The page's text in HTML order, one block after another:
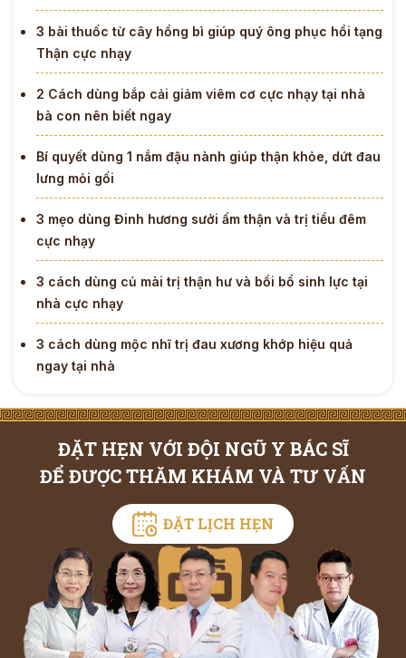
3 bài thuốc từ cây hồng bì giúp quý ông phục hồi tạng
Thận cực nhạy
2 Cách dùng bắp cải giảm viêm cơ cực nhạy tại nhà
bà con nên biết ngay
Bí quyết dùng 1 nắm đậu nành giúp thận khỏe, dứt đau
lưng mỏi gối
3 mẹo dùng Đinh hương sưởi ấm thận và trị tiểu đêm
cực nhạy
3 cách dùng củ mài trị thận hư và bồi bổ sinh lực tại
nhà cực nhạy
3 cách dùng mộc nhĩ trị đau xương khớp hiệu quả
ngay tại nhà
ĐẶT HẸN VỚI ĐỘI NGŨ Y BÁC SĨ
ĐỂ ĐƯỢC THĂM KHÁM VÀ TƯ VẤN
ĐẶT LỊCH HẸN